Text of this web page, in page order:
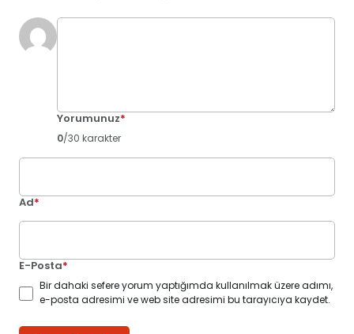
Yorumunuz*
0/30 karakter
Ad*
E-Posta*
Bir dahaki sefere yorum yaptığımda kullanılmak üzere adımı,
e-posta adresimi ve web site adresimi bu tarayıcıya kaydet.